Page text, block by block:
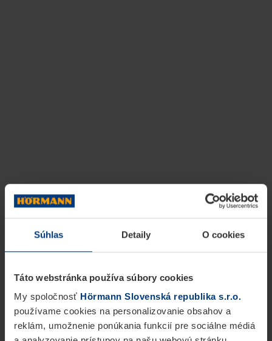
Súhlas Detaily O cookies
Táto webstránka používa súbory cookies
My spoločnosť Hörmann Slovenská republika s.r.o.
používame cookies na personalizovanie obsahov a
reklám, umožnenie ponúkania funkcií pre sociálne médiá